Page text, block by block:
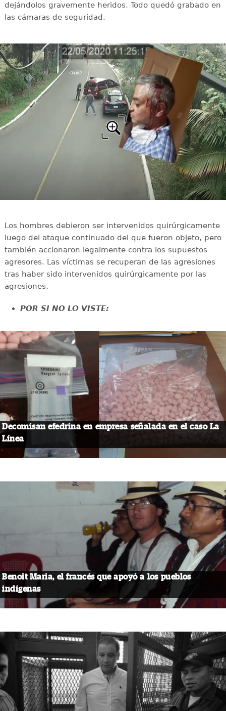
dejándolos gravemente heridos. Todo quedó grabado en
las cámaras de seguridad.
Los hombres debieron ser intervenidos quirúrgicamente
luego del ataque continuado del que fueron objeto, pero
también accionaron legalmente contra los supuestos
agresores. Las víctimas se recuperan de las agresiones
tras haber sido intervenidos quirúrgicamente por las
agresiones.
POR SI NO LO VISTE:
Decomisan efedrina en empresa señalada en el caso La
Línea
Benoît Maria, el francés que apoyó a los pueblos
indígenas